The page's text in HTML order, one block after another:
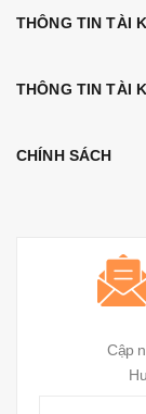
THÔNG TIN TÀI
THÔNG TIN TÀI
CHÍNH SÁCH
Cập